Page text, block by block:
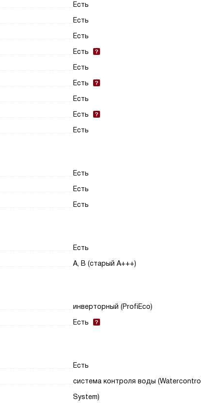
Есть
Есть
Есть
Есть
Есть
Есть
Есть
Есть
Есть
Есть
Есть
Есть
Есть
A, B (старый A+++)
инверторный (ProfiEco)
Есть
Есть
система контроля воды (Watercontrol
System)